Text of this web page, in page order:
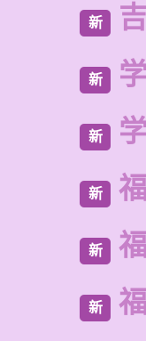
新
新
新
新
新
新